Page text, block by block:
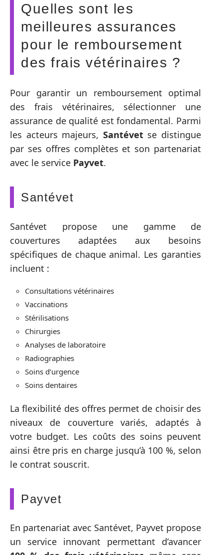
Quelles sont les
meilleures assurances
pour le remboursement
des frais vétérinaires ?
Pour garantir un remboursement optimal
des frais vétérinaires, sélectionner une
assurance de qualité est fondamental. Parmi
les acteurs majeurs, Santévetse distingue
par ses offres complètes et son partenariat
avec le service Payvet.
Santévet
Santévet propose une gamme de
couvertures adaptées aux besoins
spécifiques de chaque animal. Les garanties
incluent :
Consultations vétérinaires
Vaccinations
Stérilisations
Chirurgies
Analyses de laboratoire
Radiographies
Soins d’urgence
Soins dentaires
La flexibilité des offres permet de choisir des
niveaux de couverture variés, adaptés à
votre budget. Les coûts des soins peuvent
ainsi être pris en charge jusqu’à 100 %, selon
le contrat souscrit.
Payvet
En partenariat avec Santévet, Payvet propose
un service innovant permettant d’avancer